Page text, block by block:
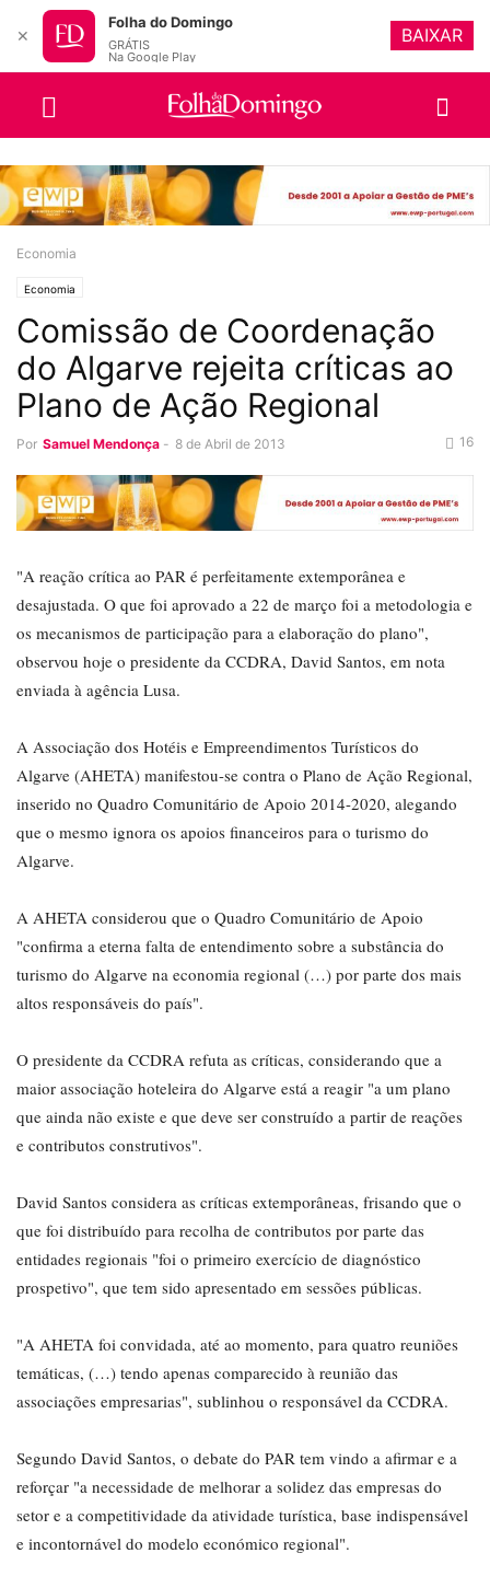
Economia
Economia
Comissão de Coordenação
do Algarve rejeita críticas ao
Plano de Ação Regional
Por Samuel Mendonça - 8 de Abril de 2013 16
"A reação crítica ao PAR é perfeitamente extemporânea e
desajustada. O que foi aprovado a 22 de março foi a metodologia e
os mecanismos de participação para a elaboração do plano",
observou hoje o presidente da CCDRA, David Santos, em nota
enviada à agência Lusa.
A Associação dos Hotéis e Empreendimentos Turísticos do
Algarve (AHETA) manifestou-se contra o Plano de Ação Regional,
inserido no Quadro Comunitário de Apoio 2014-2020, alegando
que o mesmo ignora os apoios financeiros para o turismo do
Algarve.
A AHETA considerou que o Quadro Comunitário de Apoio
"confirma a eterna falta de entendimento sobre a substância do
turismo do Algarve na economia regional (…) por parte dos mais
altos responsáveis do país".
O presidente da CCDRA refuta as críticas, considerando que a
maior associação hoteleira do Algarve está a reagir "a um plano
que ainda não existe e que deve ser construído a partir de reações
e contributos construtivos".
David Santos considera as críticas extemporâneas, frisando que o
que foi distribuído para recolha de contributos por parte das
entidades regionais "foi o primeiro exercício de diagnóstico
prospetivo", que tem sido apresentado em sessões públicas.
"A AHETA foi convidada, até ao momento, para quatro reuniões
temáticas, (…) tendo apenas comparecido à reunião das
associações empresarias", sublinhou o responsável da CCDRA.
Segundo David Santos, o debate do PAR tem vindo a afirmar e a
reforçar "a necessidade de melhorar a solidez das empresas do
setor e a competitividade da atividade turística, base indispensável
e incontornável do modelo económico regional".
✕
Folha do Domingo
GRÁTIS
Na Google Play
BAIXAR